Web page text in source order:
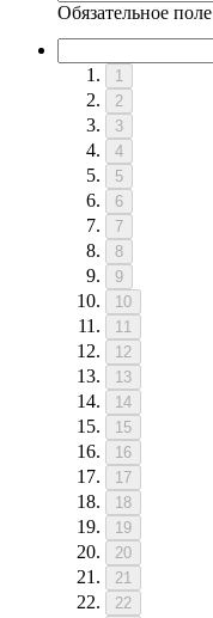
Обязательное поле
1
2
3
4
5
6
7
8
9
10
11
12
13
14
15
16
17
18
19
20
21
22